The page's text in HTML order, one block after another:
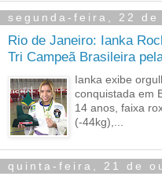
segunda-feira, 22 de
Rio de Janeiro: Ianka
Tri Campeã Brasileira
Ianka exibe
conquistada em
14 anos, faixa
(-44kg),...
quinta-feira, 21 de